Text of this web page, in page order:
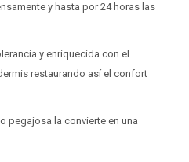
y hasta por 24 horas las
y enriquecida con el
restaurando así el confort
pegajosa la convierte en una